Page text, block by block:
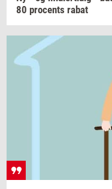
80 pro­cents rabat